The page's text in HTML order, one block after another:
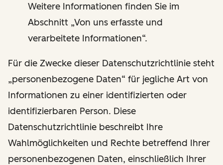
Weitere Informationen finden Sie im
Abschnitt „Von uns erfasste und
verarbeitete Informationen“.
Für die Zwecke dieser Datenschutzrichtlinie steht
„personenbezogene Daten“ für jegliche Art von
Informationen zu einer identifizierten oder
identifizierbaren Person. Diese
Datenschutzrichtlinie beschreibt Ihre
Wahlmöglichkeiten und Rechte betreffend Ihrer
personenbezogenen Daten, einschließlich Ihrer